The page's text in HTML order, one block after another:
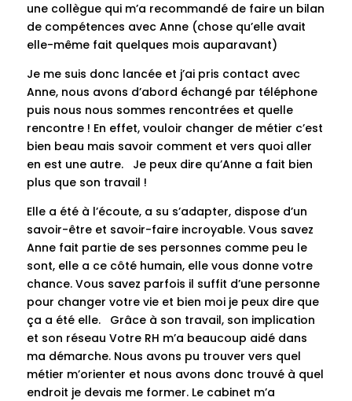
une collègue qui m’a recommandé de faire un bilan
de compétences avec Anne (chose qu’elle avait
elle-même fait quelques mois auparavant)
Je me suis donc lancée et j’ai pris contact avec
Anne, nous avons d’abord échangé par téléphone
puis nous nous sommes rencontrées et quelle
rencontre ! En effet, vouloir changer de métier c’est
bien beau mais savoir comment et vers quoi aller
en est une autre. Je peux dire qu’Anne a fait bien
plus que son travail !
Elle a été à l’écoute, a su s’adapter, dispose d’un
savoir-être et savoir-faire incroyable. Vous savez
Anne fait partie de ses personnes comme peu le
sont, elle a ce côté humain, elle vous donne votre
chance. Vous savez parfois il suffit d’une personne
pour changer votre vie et bien moi je peux dire que
ça a été elle. Grâce à son travail, son implication
et son réseau Votre RH m’a beaucoup aidé dans
ma démarche. Nous avons pu trouver vers quel
métier m’orienter et nous avons donc trouvé à quel
endroit je devais me former. Le cabinet m’a